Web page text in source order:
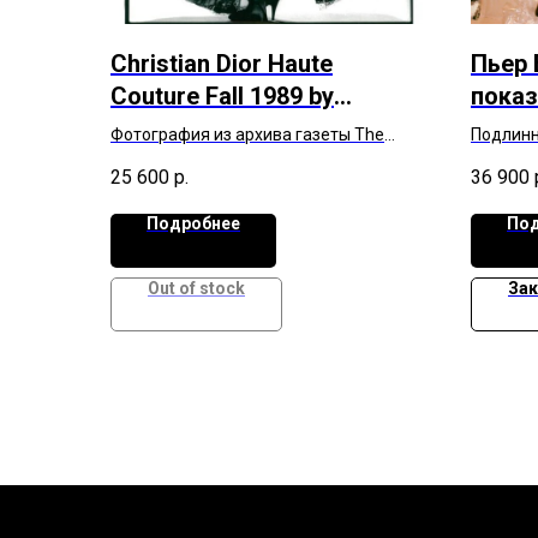
Christian Dior Haute
Couture Fall 1989 by
Gianfranco Ferré, 27 июля
Фотография из архива газеты The
Единственный экземпляр в мире
25 600 р.
Подробнее
Out of stock
Пьер
36 900